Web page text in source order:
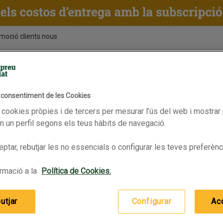
clients nous
de les Cookies
pròpies i de tercers per mesurar l’ús del web i
un perfil segons els teus hàbits de navegació.
rebutjar les no essencials o configurar les teves
a la Política de Cookies.
Configurar